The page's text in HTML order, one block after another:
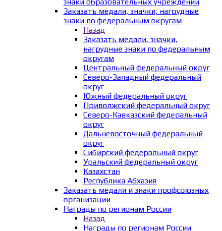
Заказать медали, значки, нагрудные
знаки по федеральным округам
Назад
Заказать медали, значки,
нагрудные знаки по федеральным
округам
Центральный федеральный округ
Северо-Западный федеральный
округ
Южный федеральный округ
Приволжский федеральный округ
Северо-Кавказский федеральный
округ
Дальневосточный федеральный
округ
Сибирский федеральный округ
Уральский федеральный округ
Казахстан
Республика Абхазия
Заказать медали и знаки профсоюзных
организации
Награды по регионам России
Назад
Награды по регионам России